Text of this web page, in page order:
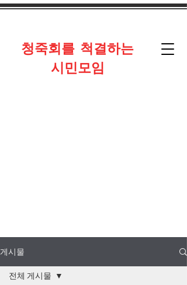
​청죽회를 척결하는
시민모임
게시물
전체 게시물